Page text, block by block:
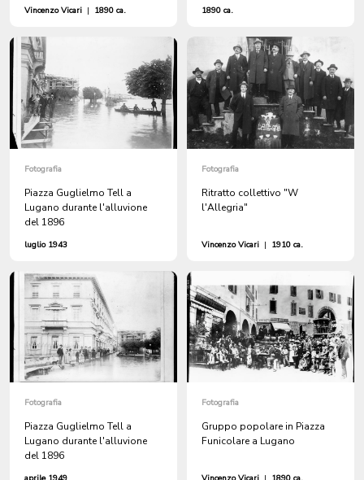
Vincenzo Vicari | 1890 ca. 1890 ca.
Fotografia
Piazza Guglielmo Tell a
Lugano durante l'alluvione
del 1896
luglio 1943
Fotografia
Ritratto collettivo "W
l'Allegria"
Vincenzo Vicari | 1910 ca.
Fotografia
Piazza Guglielmo Tell a
Lugano durante l'alluvione
del 1896
Fotografia
Gruppo popolare in Piazza
Funicolare a Lugano